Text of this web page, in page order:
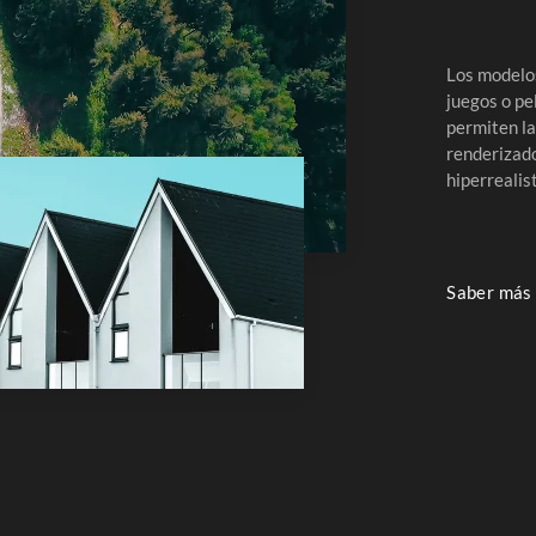
Los
juegos o
permiten
Saber más